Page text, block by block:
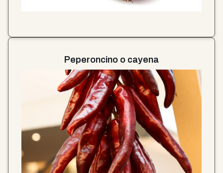
Peperoncino o cayena